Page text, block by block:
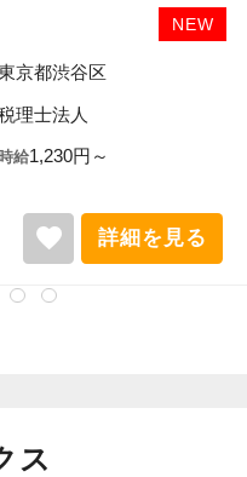
NEW
葉県柏市
理士法人
時給1,140円～
favorite 詳細を見る
ス